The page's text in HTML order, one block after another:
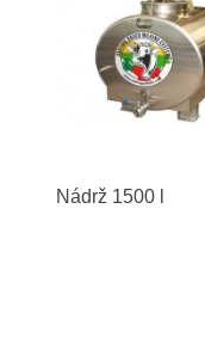
Nádrž 1500 l